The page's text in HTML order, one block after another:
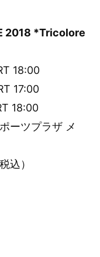
2018 *Tricolore
18:00
17:00
18:00
ーツプラザ メ
込）